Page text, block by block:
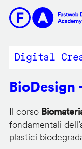
contenuto
Digital
BioDesign
Il corso
fondamentali
plastici